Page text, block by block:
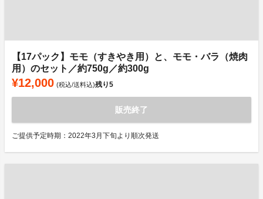
【17パック】モモ（すきやき用）と、モモ・バラ（焼肉
用）のセット／約750g／約300g
¥12,000 (税込/送料込)残り5
販売終了
ご提供予定時期：2022年3月下旬より順次発送